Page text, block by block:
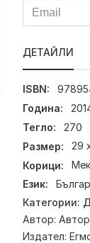
ДЕТАЙЛИ
ISBN:
Година:
Тегло:
270
Размер:
29
Корици:
Език:
Категории:
Автор:
Издател: